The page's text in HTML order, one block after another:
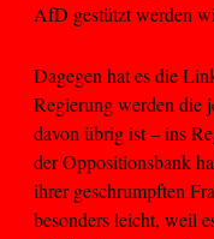
AfD gestützt werden
Dagegen hat es die
Regierung werden die
davon übrig ist – ins
der Oppositionsbank
ihrer geschrumpften
besonders leicht, weil